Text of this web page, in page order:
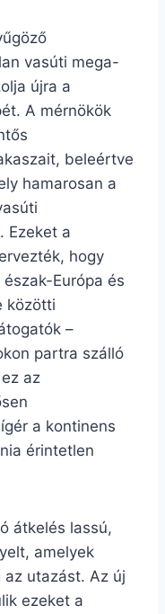
vasúti mega-
újra a
A mérnökök
beleértve
hamarosan a
Ezeket a
hogy
Európa és
közötti
–
partra szálló
az
a kontinens
érintetlen
átkelés lassú,
amelyek
utazást. Az új
ezeket a